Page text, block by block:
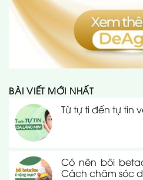
BÀI VIẾT MỚI NHẤT
Từ tự ti đến tự tin
Có nên bôi
Cách chăm sóc